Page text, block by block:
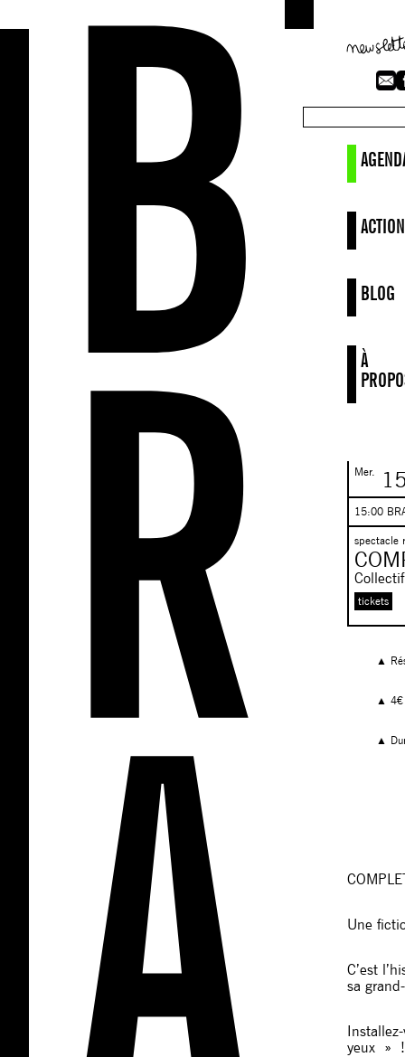
BLOG
À
Mer.
15:00
spectacle
tickets
▲
▲ 4€
▲
Une
C’est
sa
yeux » !